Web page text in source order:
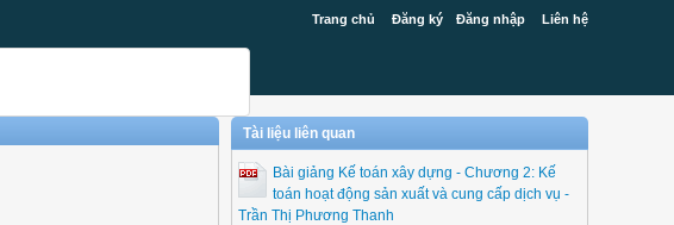
Trang chủ Đăng ký Đăng nhập Liên hệ
Tài liệu liên quan
Bài giảng Kế toán xây dựng - Chương 2: Kế
toán hoạt động sản xuất và cung cấp dịch vụ -
Trần Thị Phương Thanh